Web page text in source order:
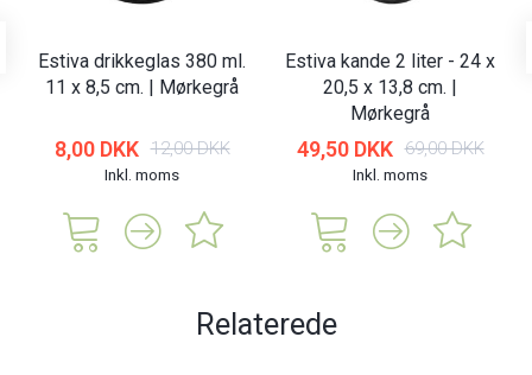
Estiva drikkeglas 380 ml.
11 x 8,5 cm. | Mørkegrå
8,00 DKK 12,00 DKK
Inkl. moms
Estiva kande 2 liter - 24 x
20,5 x 13,8 cm. |
Mørkegrå
49,50 DKK 69,00 DKK
Inkl. moms
Relaterede